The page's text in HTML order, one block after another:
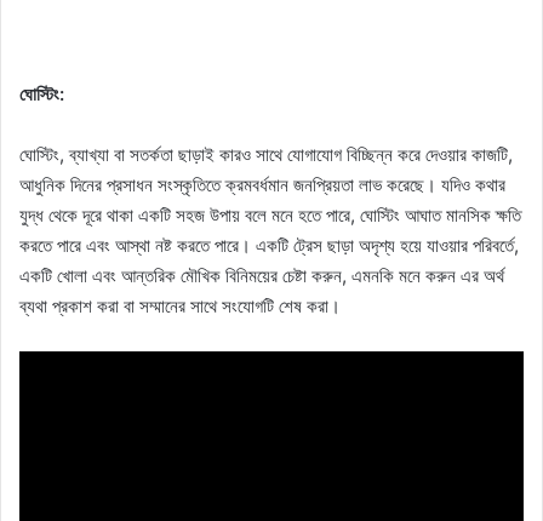
ঘোস্টিং:
ঘোস্টিং, ব্যাখ্যা বা সতর্কতা ছাড়াই কারও সাথে যোগাযোগ বিচ্ছিন্ন করে দেওয়ার কাজটি,
আধুনিক দিনের প্রসাধন সংস্কৃতিতে ক্রমবর্ধমান জনপ্রিয়তা লাভ করেছে। যদিও কথার
যুদ্ধ থেকে দূরে থাকা একটি সহজ উপায় বলে মনে হতে পারে, ঘোস্টিং আঘাত মানসিক ক্ষতি
করতে পারে এবং আস্থা নষ্ট করতে পারে। একটি ট্রেস ছাড়া অদৃশ্য হয়ে যাওয়ার পরিবর্তে,
একটি খোলা এবং আন্তরিক মৌখিক বিনিময়ের চেষ্টা করুন, এমনকি মনে করুন এর অর্থ
ব্যথা প্রকাশ করা বা সম্মানের সাথে সংযোগটি শেষ করা।